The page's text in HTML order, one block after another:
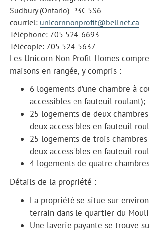
Sudbury (Ontario) P3C 5S6
courriel: unicornnonprofit@bellnet.ca
Téléphone: 705 524-6693
Télécopie: 705 524-5637
Les Unicorn Non-Profit Homes
maisons en rangée, y compris :
6 logements d’une chambre à
accessibles en fauteuil roulant);
25 logements de deux
deux accessibles en fauteuil
25 logements de trois
deux accessibles en fauteuil
4 logements de quatre
Détails de la propriété :
La propriété se situe sur
terrain dans le quartier du
Une laverie payante se trouve